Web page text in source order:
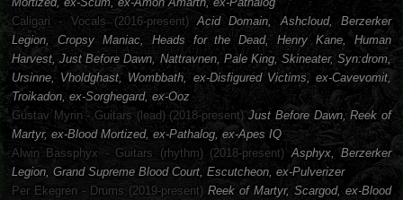
Caligari - Vocals (2016-present)Acid Domain, Ashcloud, Berzerker
Legion, Cropsy Maniac, Heads for the Dead, Henry Kane, Human
Harvest, Just Before Dawn, Nattravnen, Pale King, Skineater, Syn:drom,
Ursinne, Vholdghast, Wombbath, ex-Disfigured Victims, ex-Cavevomit,
Troikadon, ex-Sorghegard, ex-Ooz
Gustav Myrin - Guitars (lead) (2018-present)Just Before Dawn, Reek of
Martyr, ex-Blood Mortized, ex-Pathalog, ex-Apes IQ
Alwin Bassphyx - Guitars (rhythm) (2018-present) Asphyx, Berzerker
Legion, Grand Supreme Blood Court, Escutcheon, ex-Pulverizer
Per Ekegren - Drums (2019-present) Reek of Martyr, Scargod, ex-Blood